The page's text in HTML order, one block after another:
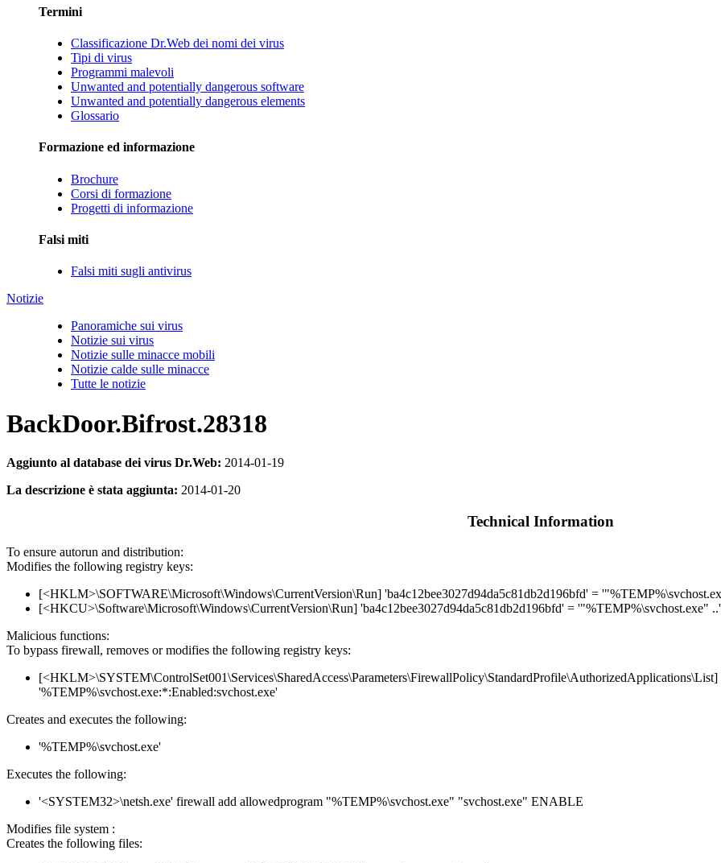
Termini
Classificazione Dr.Web dei nomi dei virus
Tipi di virus
Programmi malevoli
Unwanted and potentially dangerous software
Unwanted and potentially dangerous elements
Glossario
Formazione ed informazione
Brochure
Corsi di formazione
Progetti di informazione
Falsi miti
Falsi miti sugli antivirus
Notizie
Panoramiche sui virus
Notizie sui virus
Notizie sulle minacce mobili
Notizie calde sulle minacce
Tutte le notizie
BackDoor.Bifrost.28318
Aggiunto al database dei virus Dr.Web: 2014-01-19
La descrizione è stata aggiunta: 2014-01-20
Technical Information
To ensure autorun and distribution:
Modifies the following registry keys:
[<HKLM>\SOFTWARE\Microsoft\Windows\CurrentVersion\Run] 'ba4c12bee3027d94da5c81db2d196bfd' =
[<HKCU>\Software\Microsoft\Windows\CurrentVersion\Run] 'ba4c12bee3027d94da5c81db2d196bfd' = '"%TEMP%\svchost.exe" ..'
Malicious functions:
To bypass firewall, removes or modifies the following registry keys:
'%TEMP%\svchost.exe:*:Enabled:svchost.exe'
Creates and executes the following:
'%TEMP%\svchost.exe'
Executes the following:
'<SYSTEM32>\netsh.exe' firewall add allowedprogram "%TEMP%\svchost.exe" "svchost.exe" ENABLE
Modifies file system :
Creates the following files: